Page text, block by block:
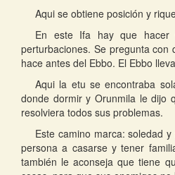
Aqui se obtiene posición y
En este Ifa hay que hacer
perturbaciones. Se pregunta con
hace antes del Ebbo. El Ebbo
Aqui la etu se encontraba
donde dormir y Orunmila le dijo
resolviera todos sus problemas.
Este camino marca: soledad
persona a casarse y tener
también le aconseja que tiene